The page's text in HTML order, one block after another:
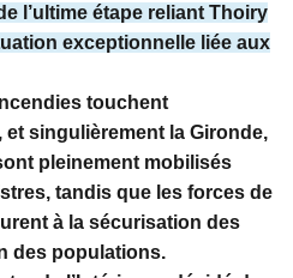
l’ultime étape reliant Thoiry
exceptionnelle liée aux
touchent
et singulièrement la Gironde,
pleinement mobilisés
tandis que les forces de
à la sécurisation des
des populations.